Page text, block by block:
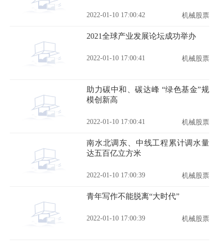
2022-01-10 17:00:42 机械股票
2021全球产业发展论坛成功举办
2022-01-10 17:00:41 机械股票
助力碳中和、碳达峰 “绿色基金”规
模创新高
2022-01-10 17:00:41 机械股票
南水北调东、中线工程累计调水量
达五百亿立方米
2022-01-10 17:00:39 机械股票
青年写作不能脱离“大时代”
2022-01-10 17:00:39 机械股票